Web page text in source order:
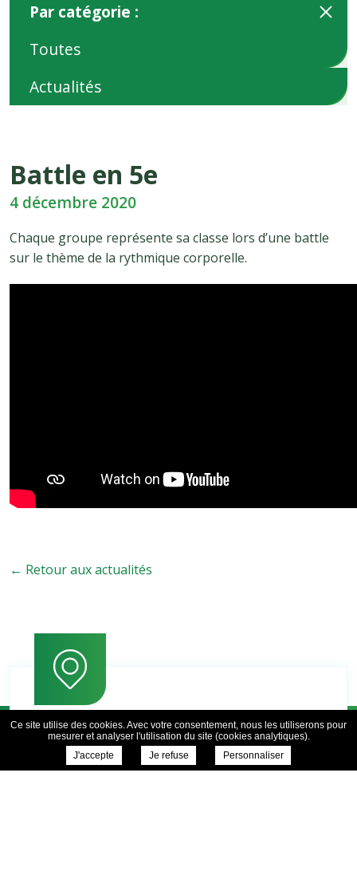
Par catégorie :
Toutes
Actualités
Battle en 5e
4 décembre 2020
Chaque groupe représente sa classe lors d’une battle
sur le thème de la rythmique corporelle.
← Retour aux actualités
Ce site utilise des cookies. Avec votre consentement, nous les utiliserons pour
mesurer et analyser l'utilisation du site (cookies analytiques).
J'accepte
Je refuse Personnaliser